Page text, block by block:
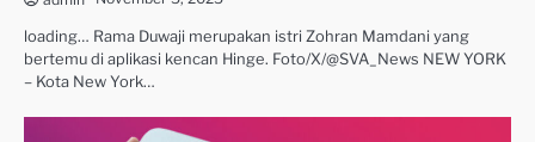
loading… Rama Duwaji merupakan istri Zohran Mamdani yang
bertemu di aplikasi kencan Hinge. Foto/X/@SVA_News NEW YORK
– Kota New York…